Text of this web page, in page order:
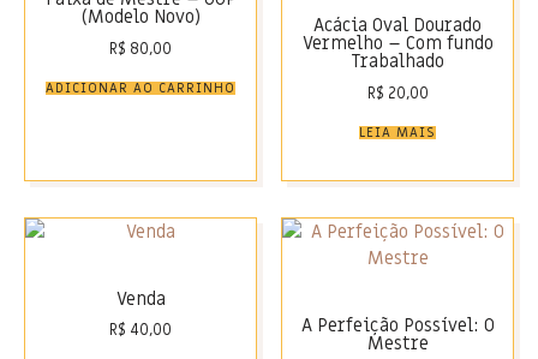
(Modelo Novo)
R$ 80,00
ADICIONAR AO CARRINHO
Acácia Oval Dourado
Vermelho – Com fundo
Trabalhado
R$ 20,00
LEIA MAIS
Venda
R$ 40,00 A Perfeição Possível: O
Mestre